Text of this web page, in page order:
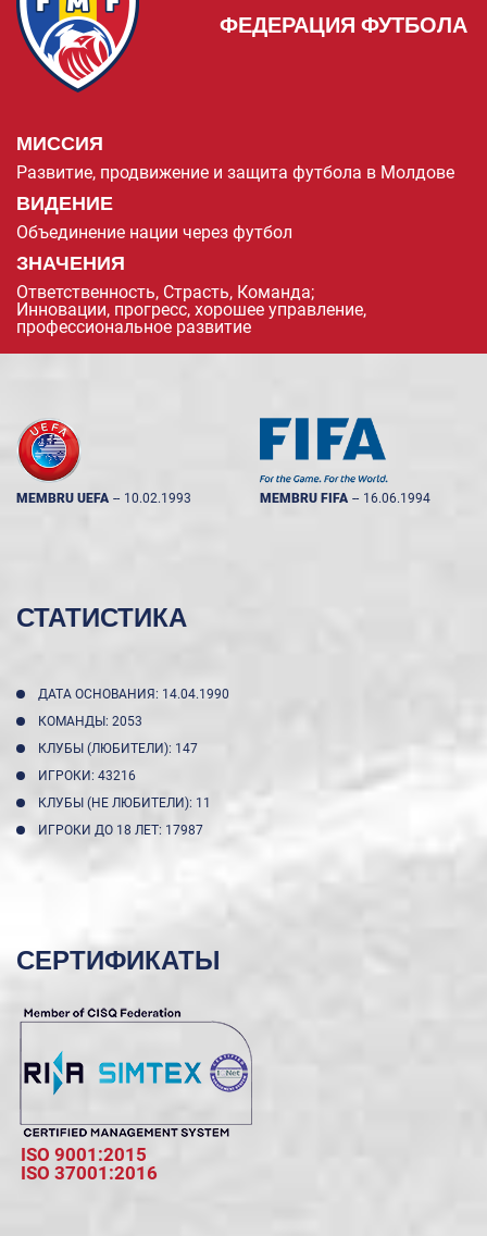
ФЕДЕРАЦИЯ ФУТБОЛА
МИССИЯ
Развитие, продвижение и защита футбола в Молдове
ВИДЕНИЕ
Объединение нации через футбол
ЗНАЧЕНИЯ
Ответственность, Страсть, Команда;
Инновации, прогресс, хорошее управление,
профессиональное развитие
MEMBRU UEFA -- 10.02.1993 MEMBRU FIFA -- 16.06.1994
СТАТИСТИКА
ДАТА ОСНОВАНИЯ: 14.04.1990
КОМАНДЫ: 2053
КЛУБЫ (ЛЮБИТЕЛИ): 147
ИГРОКИ: 43216
КЛУБЫ (НЕ ЛЮБИТЕЛИ): 11
ИГРОКИ ДО 18 ЛЕТ: 17987
СЕРТИФИКАТЫ
ISO 9001:2015
ISO 37001:2016